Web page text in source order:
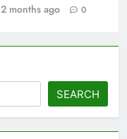
2 months ago 0
SEARCH